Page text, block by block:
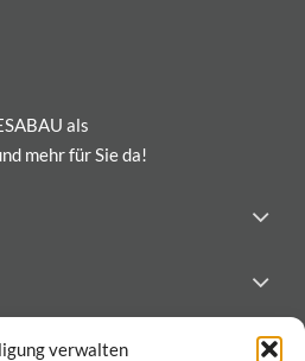
verwalten
als
mehr für Sie da!